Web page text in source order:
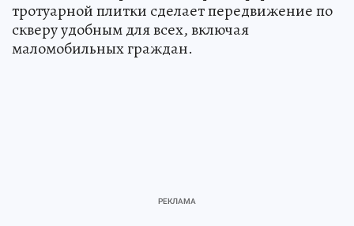
тротуарной плитки сделает передвижение по
скверу удобным для всех, включая
маломобильных граждан.